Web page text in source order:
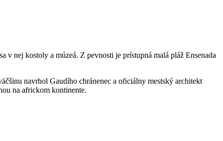
nej kostoly a múzeá. Z pevnosti je prístupná malá pláž Ensenada
navrhol Gaudího chránenec a oficiálny mestský architekt
na africkom kontinente.